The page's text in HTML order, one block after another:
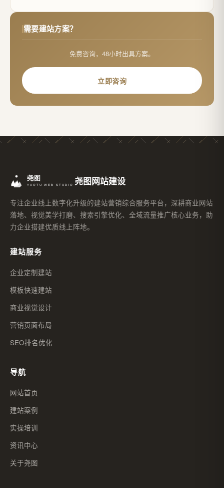
需要建站方案？
免费咨询，48小时出具方案。
立即咨询
尧图网站建设
专注企业线上数字化升级的建站营销综合服务平台，深耕商业网站
落地、视觉美学打磨、搜索引擎优化、全域流量推广核心业务，助
力企业搭建优质线上阵地。
建站服务
企业定制建站
模板快速建站
商业视觉设计
营销页面布局
SEO排名优化
导航
网站首页
建站案例
实操培训
资讯中心
关于尧图